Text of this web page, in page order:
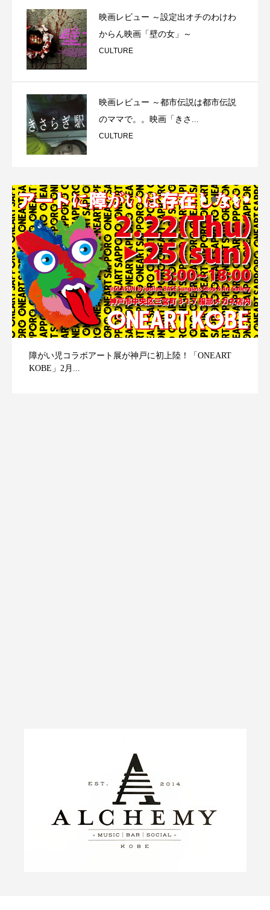
映画レビュー ～設定出オチのわけわ
からん映画「壁の女」～
CULTURE
映画レビュー ～都市伝説は都市伝説
のママで。。映画「きさ...
CULTURE
障がい児コラボアート展が神戸に初上陸！「ONEART
KOBE」2月...